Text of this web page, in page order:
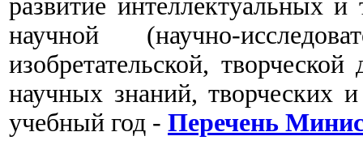
развитие интеллектуальных и
научной (научно-
изобретательской,
научных знаний, творческих
учебный год - Перечень